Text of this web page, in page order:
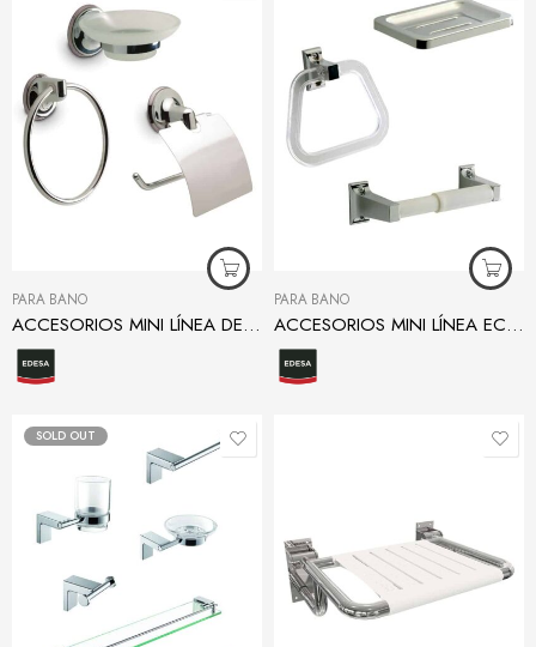
PARA BAÑO
ACCESORIOS MINI LÍNEA DESIGN CROMO
PARA BAÑO
ACCESORIOS MINI LÍNEA ECONÓMICA
SOLD OUT